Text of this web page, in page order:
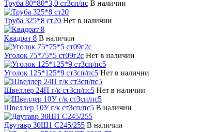
Труба 80*80*3,0 ст3сп/пс В наличии
Труба 325*8 ст20 Нет в наличии
Квадрат 8 В наличии
Уголок 75*75*5 ст09г2с Нет в наличии
Уголок 125*125*9 ст3сп/пс5 Нет в наличии
Швеллер 24П г/к ст3сп/пс5 Нет в наличии
Швеллер 10У г/к ст3сп/пс5 В наличии
Двутавр 30Ш1 С245/255 В наличии